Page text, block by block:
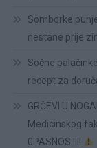
Somborke
nestane prije
Sočne
recept za
GRČEVI U
Medicinskog
0PASNOSTI!